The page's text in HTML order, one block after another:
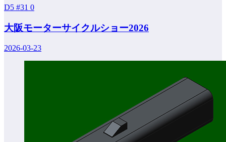
D5 #31 0
大阪モーターサイクルショー2026
2026-03-23